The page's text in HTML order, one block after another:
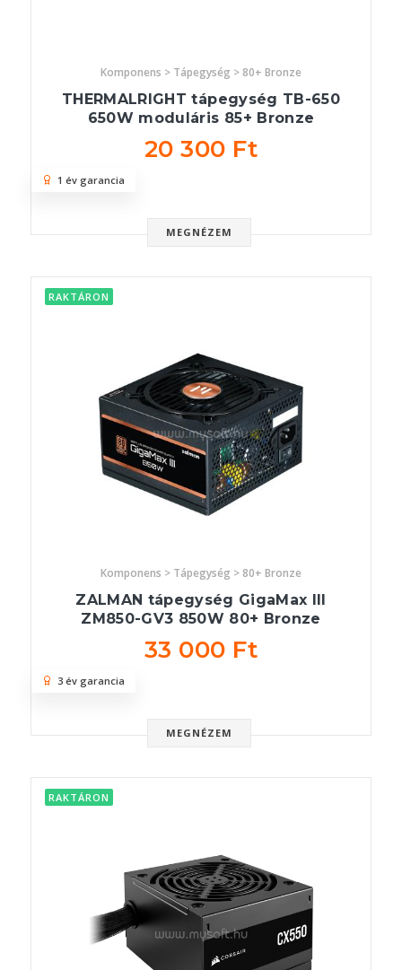
Komponens > Tápegység > 80+ Bronze
THERMALRIGHT tápegység TB-650
650W moduláris 85+ Bronze
20 300 Ft
MEGNÉZEM
1 év garancia
RAKTÁRON
Komponens > Tápegység > 80+ Bronze
ZALMAN tápegység GigaMax III
ZM850-GV3 850W 80+ Bronze
33 000 Ft
MEGNÉZEM
3 év garancia
RAKTÁRON